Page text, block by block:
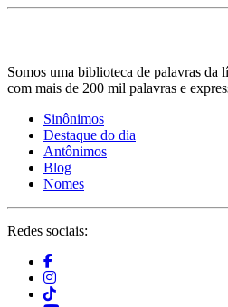
Somos uma biblioteca de palavras da
com mais de 200 mil palavras e
Sinônimos
Destaque do dia
Antônimos
Blog
Nomes
Redes sociais: